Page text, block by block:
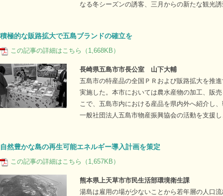
なる冬シーズンの誘客、三月からの新たな観光
積極的な販路拡大で五島ブランドの確立を
この記事の詳細はこちら（1,668KB）
長崎県五島市市長公室 山下大輔
五島市の特産品の全国ＰＲおよび販路拡大を推
実施した。本市においては農水産物の加工、販
こで、五島市内における産品を県内外へ紹介し
一般社団法人五島市物産振興協会の活動を支援
自然豊かな島の再生可能エネルギー導入計画を策定
この記事の詳細はこちら（1,657KB）
熊本県上天草市市民生活部環境衛生課
湯島は雇用の場が少ないことから若年層の人口